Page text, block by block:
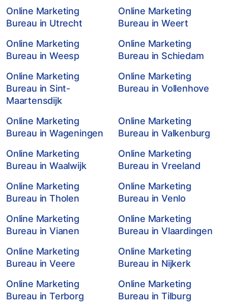
Online Marketing
Bureau in Utrecht
Online Marketing
Bureau in Weert
Online Marketing
Bureau in Weesp
Online Marketing
Bureau in Schiedam
Online Marketing
Bureau in Sint-
Maartensdijk
Online Marketing
Bureau in Vollenhove
Online Marketing
Bureau in Wageningen
Online Marketing
Bureau in Valkenburg
Online Marketing
Bureau in Waalwijk
Online Marketing
Bureau in Vreeland
Online Marketing
Bureau in Tholen
Online Marketing
Bureau in Venlo
Online Marketing
Bureau in Vianen
Online Marketing
Bureau in Vlaardingen
Online Marketing
Bureau in Veere
Online Marketing
Bureau in Nijkerk
Online Marketing
Bureau in Terborg
Online Marketing
Bureau in Tilburg